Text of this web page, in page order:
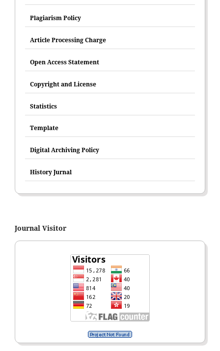
Plagiarism Policy
Article Processing Charge
Open Access Statement
Copyright and License
Statistics
Template
Digital Archiving Policy
History Jurnal
Journal Visitor